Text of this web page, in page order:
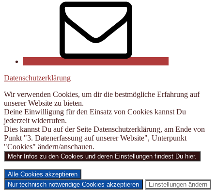
Datenschutzerklärung
Wir verwenden Cookies, um dir die bestmögliche Erfahrung auf
unserer Website zu bieten.
Deine Einwilligung für den Einsatz von Cookies kannst Du
jederzeit widerrufen.
Dies kannst Du auf der Seite Datenschutzerklärung, am Ende von
Punkt "3. Datenerfassung auf unserer Website", Unterpunkt
"Cookies" ändern/anschauen.
Mehr Infos zu den Cookies und deren Einstellungen findest Du hier.
Alle Cookies akzeptieren
Nur technisch notwendige Cookies akzeptieren
Einstellungen ändern